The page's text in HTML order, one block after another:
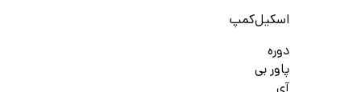
اسکیل‌کمپ
دوره
پاور بی